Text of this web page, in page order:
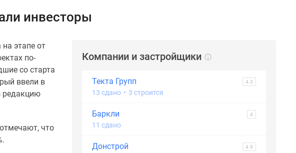
инвесторы
этапе от
по-
со старта
ввели в
редакцию
что
Компании и застройщики
Текта Групп 4.3
13 сдано • 3 строится
Баркли 4
11 сдано
Донстрой 4.9